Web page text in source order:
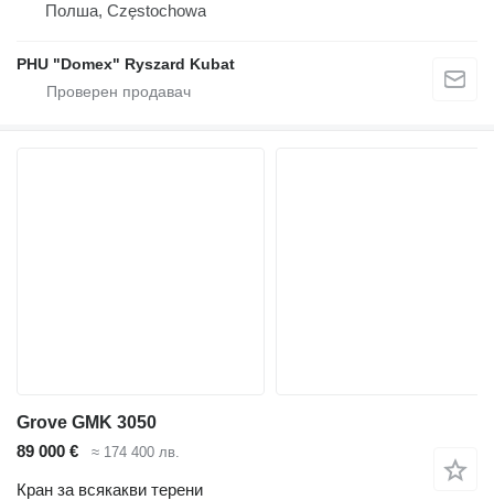
Полша, Częstochowa
PHU "Domex" Ryszard Kubat
Grove GMK 3050
89 000 €
≈ 174 400 лв.
Кран за всякакви терени